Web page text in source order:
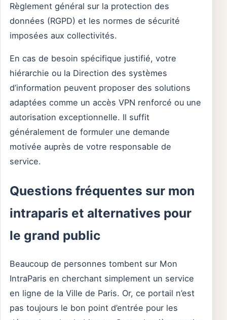
Règlement général sur la protection des
données (RGPD) et les normes de sécurité
imposées aux collectivités.
En cas de besoin spécifique justifié, votre
hiérarchie ou la Direction des systèmes
d’information peuvent proposer des solutions
adaptées comme un accès VPN renforcé ou une
autorisation exceptionnelle. Il suffit
généralement de formuler une demande
motivée auprès de votre responsable de
service.
Questions fréquentes sur mon
intraparis et alternatives pour
le grand public
Beaucoup de personnes tombent sur Mon
IntraParis en cherchant simplement un service
en ligne de la Ville de Paris. Or, ce portail n’est
pas toujours le bon point d’entrée pour les